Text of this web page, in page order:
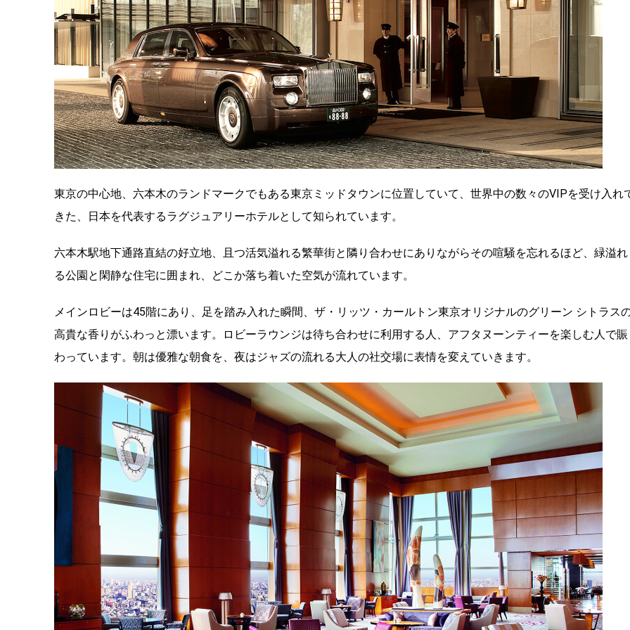
東京の中心地、六本木のランドマークでもある東京ミッドタウンに位置していて、世界中の数々のVIPを受け入れ
きた、日本を代表するラグジュアリーホテルとして知られています。
六本木駅地下通路直結の好立地、且つ活気溢れる繁華街と隣り合わせにありながらその喧騒を忘れるほど、緑溢れ
る公園と閑静な住宅に囲まれ、どこか落ち着いた空気が流れています。
メインロビーは45階にあり、足を踏み入れた瞬間、ザ・リッツ・カールトン東京オリジナルのグリーン シトラス
高貴な香りがふわっと漂います。ロビーラウンジは待ち合わせに利用する人、アフタヌーンティーを楽しむ人で賑
わっています。朝は優雅な朝食を、夜はジャズの流れる大人の社交場に表情を変えていきます。